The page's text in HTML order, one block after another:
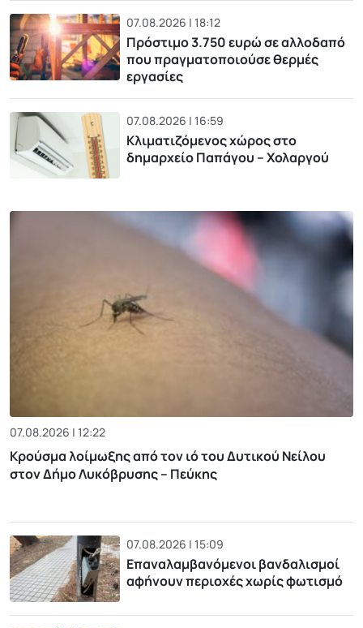
07.08.2026 | 18:12
Πρόστιμο 3.750 ευρώ σε αλλοδαπό
που πραγματοποιούσε θερμές
εργασίες
07.08.2026 | 16:59
Κλιματιζόμενος χώρος στο
δημαρχείο Παπάγου – Χολαργού
07.08.2026 | 12:22
Κρούσμα λοίμωξης από τον ιό του Δυτικού Νείλου
στον Δήμο Λυκόβρυσης – Πεύκης
07.08.2026 | 15:09
Επαναλαμβανόμενοι βανδαλισμοί
αφήνουν περιοχές χωρίς φωτισμό